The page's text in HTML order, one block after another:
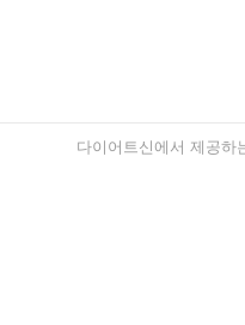
다이어트신에서 제공